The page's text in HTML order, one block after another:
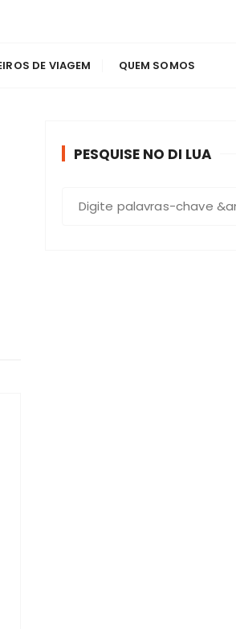
viajar
DE VIAGEM QUEM SOMOS
PESQUISE NO DI LUA